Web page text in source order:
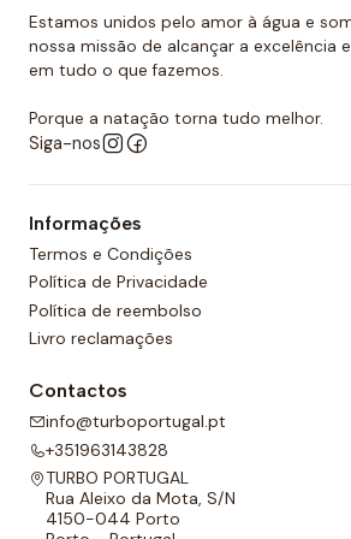
Quer comprar um
aquático?
Você já encontrou a loja onde pode
os equipamentos necessários para
todo de alta qualidade e garante as
condições para a prática de
aquático. Temos também uma
designs, cores e, claro, tamanhos.
encontrará o que precisa entre a
produtos.
Estamos unidos pelo amor à água e
nossa missão de alcançar a excelência
em tudo o que fazemos.
Porque a natação torna tudo melhor.
Siga-nos
Informações
Termos e Condições
Política de Privacidade
Política de reembolso
Livro reclamações
Contactos
info@turboportugal.pt
+351963143828
TURBO PORTUGAL
Rua Aleixo da Mota, S/N
4150-044 Porto